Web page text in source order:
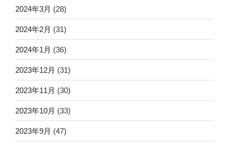
2024年3月 (28)
2024年2月 (31)
2024年1月 (36)
2023年12月 (31)
2023年11月 (30)
2023年10月 (33)
2023年9月 (47)